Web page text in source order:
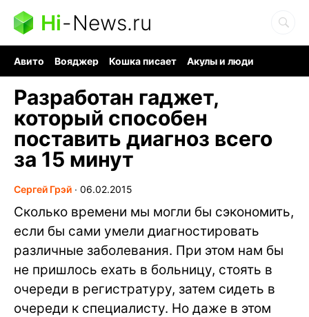
Hi-News.ru
Авито Вояджер Кошка писает
Акулы и люди
Разработан гаджет,
который способен
поставить диагноз всего
за 15 минут
Сергей Грэй ∙ 06.02.2015
Сколько времени мы могли бы сэкономить,
если бы сами умели диагностировать
различные заболевания. При этом нам бы
не пришлось ехать в больницу, стоять в
очереди в регистратуру, затем сидеть в
очереди к специалисту. Но даже в этом